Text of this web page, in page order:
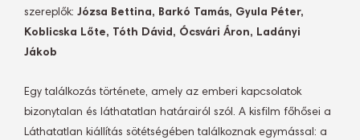
szereplők: Józsa Bettina, Barkó Tamás, Gyula Péter,
Koblicska Lőte, Tóth Dávid, Ócsvári Áron, Ladányi
Jákob
Egy találkozás története, amely az emberi kapcsolatok
bizonytalan és láthatatlan határairól szól. A kisfilm főhősei a
Láthatatlan kiállítás sötétségében találkoznak egymással: a